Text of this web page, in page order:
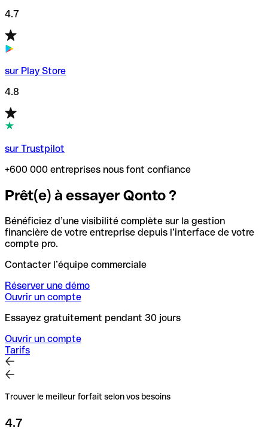
4.7
sur Play Store
4.8
sur Trustpilot
+600 000 entreprises nous font confiance
Prêt(e) à essayer Qonto ?
Bénéficiez d’une visibilité complète sur la gestion
financière de votre entreprise depuis l’interface de votre
compte pro.
Contacter l’équipe commerciale
Réserver une démo
Ouvrir un compte
Essayez gratuitement pendant 30 jours
Ouvrir un compte
Tarifs
Trouver le meilleur forfait selon vos besoins
4.7